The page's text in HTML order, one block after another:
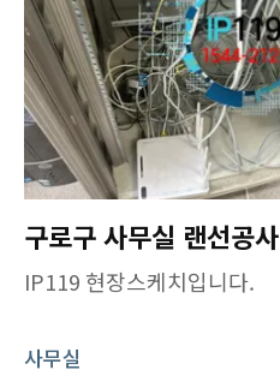
구로구 사무실 랜선공사
IP119 현장스케치입니다.
사무실